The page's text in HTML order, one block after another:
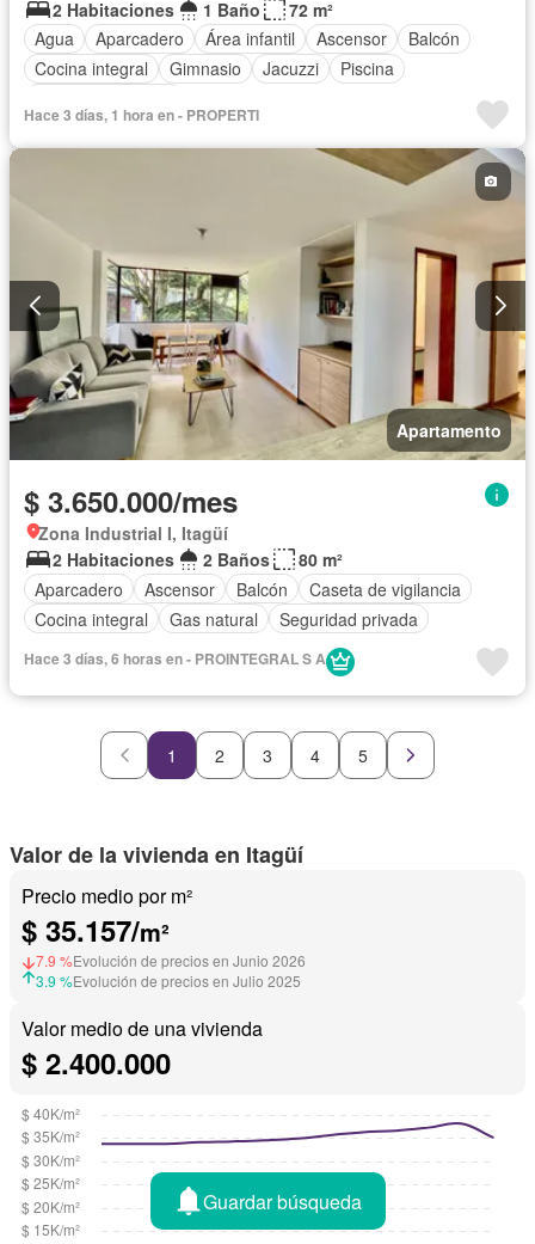
2 Habitaciones
1 Baño
72 m²
Agua
Aparcadero Área infantil Ascensor
Balcón
Cocina integral
Gimnasio Jacuzzi
Piscina
Hace 3 días, 1 hora en - PROPERTI
Apartamento
$ 3.650.000/mes
Zona Industrial I, Itagüí
2 Habitaciones
2 Baños
80 m²
Aparcadero
Ascensor Balcón
Caseta de vigilancia
Cocina integral
Gas natural Seguridad privada
Hace 3 días, 6 horas en - PROINTEGRAL S A
1 2 3 4 5
Valor de la vivienda en Itagüí
Precio medio por m²
$ 35.157/m²
7.9 %Evolución de precios en Junio 2026
3.9 %Evolución de precios en Julio 2025
Valor medio de una vivienda
$ 2.400.000
Guardar búsqueda